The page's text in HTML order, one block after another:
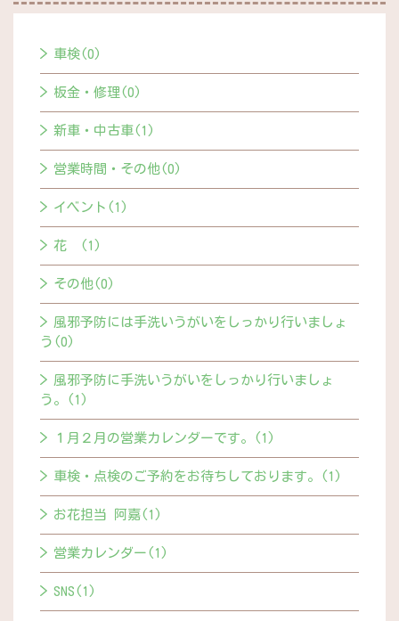
車検(0)
板金・修理(0)
新車・中古車(1)
営業時間・その他(0)
イベント(1)
花 (1)
その他(0)
風邪予防には手洗いうがいをしっかり行いましょ
う(0)
風邪予防に手洗いうがいをしっかり行いましょ
う。(1)
１月２月の営業カレンダーです。(1)
車検・点検のご予約をお待ちしております。(1)
お花担当 阿嘉(1)
営業カレンダー(1)
SNS(1)